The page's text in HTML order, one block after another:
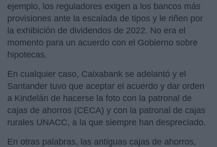
ejemplo, los reguladores exigen a los bancos más
provisiones ante la escalada de tipos y le riñen por
la exhibición de dividendos de 2022. No era el
momento para un acuerdo con el Gobierno sobre
hipotecas.
En cualquier caso, Caixabank se adelantó y el
Santander tuvo que aceptar el acuerdo y dar orden
a Kindelán de hacerse la foto con la patronal de
cajas de ahorros (CECA) y con la patronal de cajas
rurales UNACC, a la que siempre han despreciado.
En otras palabras, las antiguas cajas de ahorros,